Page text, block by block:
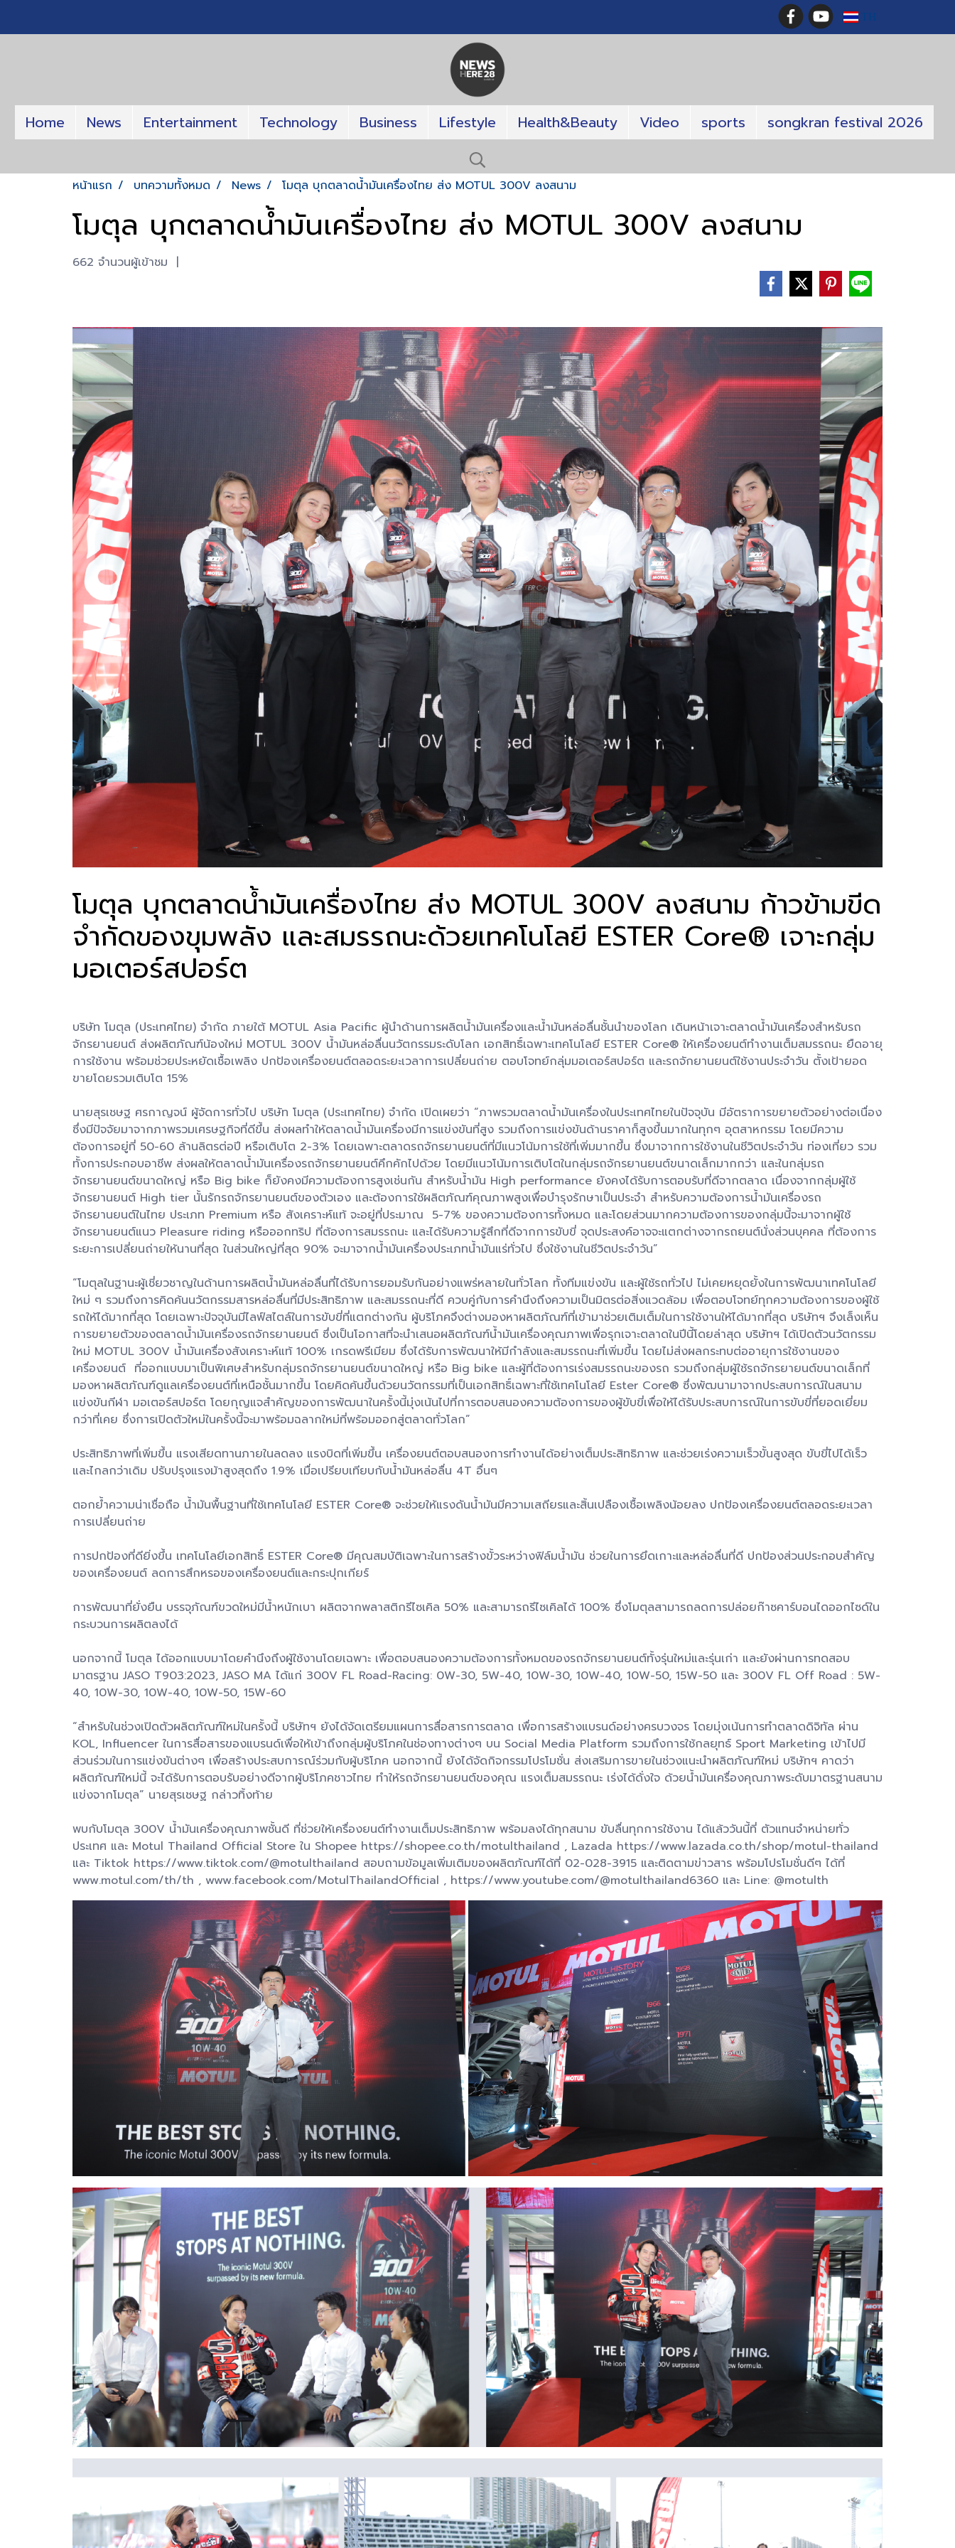
TH
Home News Entertainment Technology Business Lifestyle Health&Beauty Video sports songkran festival 2026
หน้าแรก บทความทั้งหมด News โมตุล บุกตลาดน้ำมันเครื่องไทย ส่ง MOTUL 300V ลงสนาม
โมตุล บุกตลาดน้ำมันเครื่องไทย ส่ง MOTUL 300V ลงสนาม
662 จำนวนผู้เข้าชม |
โมตุล บุกตลาดน้ำมันเครื่องไทย ส่ง MOTUL 300V ลงสนาม ก้าวข้ามขีด
จำกัดของขุมพลัง และสมรรถนะด้วยเทคโนโลยี ESTER Core® เจาะกลุ่ม
มอเตอร์สปอร์ต
บริษัท โมตุล (ประเทศไทย) จำกัด ภายใต้ MOTUL Asia Pacific ผู้นำด้านการผลิตน้ำมันเครื่องและน้ำมันหล่อลื่นชั้นนำของโลก เดินหน้าเจาะตลาดน้ำมันเครื่องสำหรับรถ
จักรยานยนต์ ส่งผลิตภัณฑ์น้องใหม่ MOTUL 300V น้ำมันหล่อลื่นนวัตกรรมระดับโลก เอกสิทธิ์เฉพาะเทคโนโลยี ESTER Core® ให้เครื่องยนต์ทำงานเต็มสมรรถนะ ยืดอายุ
การใช้งาน พร้อมช่วยประหยัดเชื้อเพลิง ปกป้องเครื่องยนต์ตลอดระยะเวลาการเปลี่ยนถ่าย ตอบโจทย์กลุ่มมอเตอร์สปอร์ต และรถจักยานยนต์ใช้งานประจำวัน ตั้งเป้ายอด
ขายโดยรวมเติบโต 15%
นายสุรเชษฐ ศรกาญจน์ ผู้จัดการทั่วไป บริษัท โมตุล (ประเทศไทย) จำกัด เปิดเผยว่า “ภาพรวมตลาดน้ำมันเครื่องในประเทศไทยในปัจจุบัน มีอัตราการขยายตัวอย่างต่อเนื่อง
ซึ่งมีปัจจัยมาจากภาพรวมเศรษฐกิจที่ดีขึ้น ส่งผลทำให้ตลาดน้ำมันเครื่องมีการแข่งขันที่สูง รวมถึงการแข่งขันด้านราคาก็สูงขึ้นมากในทุกๆ อุตสาหกรรม โดยมีความ
ต้องการอยู่ที่ 50-60 ล้านลิตรต่อปี หรือเติบโต 2-3% โดยเฉพาะตลาดรถจักรยานยนต์ที่มีแนวโน้มการใช้ที่เพิ่มมากขึ้น ซึ่งมาจากการใช้งานในชีวิตประจำวัน ท่องเที่ยว รวม
ทั้งการประกอบอาชีพ ส่งผลให้ตลาดน้ำมันเครื่องรถจักรยานยนต์คึกคักไปด้วย โดยมีแนวโน้มการเติบโตในกลุ่มรถจักรยานยนต์ขนาดเล็กมากกว่า และในกลุ่มรถ
จักรยานยนต์ขนาดใหญ่ หรือ Big bike ก็ยังคงมีความต้องการสูงเช่นกัน สำหรับน้ำมัน High performance ยังคงได้รับการตอบรับที่ดีจากตลาด เนื่องจากกลุ่มผู้ใช้
จักรยานยนต์ High tier นั้นรักรถจักรยานยนต์ของตัวเอง และต้องการใช้ผลิตภัณฑ์คุณภาพสูงเพื่อบำรุงรักษาเป็นประจำ สำหรับความต้องการน้ำมันเครื่องรถ
จักรยานยนต์ในไทย ประเภท Premium หรือ สังเคราะห์แท้ จะอยู่ที่ประมาณ 5-7% ของความต้องการทั้งหมด และโดยส่วนมากความต้องการของกลุ่มนี้จะมาจากผู้ใช้
จักรยานยนต์แนว Pleasure riding หรือออกทริป ที่ต้องการสมรรถนะ และได้รับความรู้สึกที่ดีจากการขับขี่ จุดประสงค์อาจจะแตกต่างจากรถยนต์นั่งส่วนบุคคล ที่ต้องการ
ระยะการเปลี่ยนถ่ายให้นานที่สุด ในส่วนใหญ่ที่สุด 90% จะมาจากน้ำมันเครื่องประเภทน้ำมันแร่ทั่วไป ซึ่งใช้งานในชีวิตประจำวัน”
“โมตุลในฐานะผู้เชี่ยวชาญในด้านการผลิตน้ำมันหล่อลื่นที่ได้รับการยอมรับกันอย่างแพร่หลายในทั่วโลก ทั้งทีมแข่งขัน และผู้ใช้รถทั่วไป ไม่เคยหยุดยั้งในการพัฒนาเทคโนโลยี
ใหม่ ๆ รวมถึงการคิดค้นนวัตกรรมสารหล่อลื่นที่มีประสิทธิภาพ และสมรรถนะที่ดี ควบคู่กับการคำนึงถึงความเป็นมิตรต่อสิ่งแวดล้อม เพื่อตอบโจทย์ทุกความต้องการของผู้ใช้
รถให้ได้มากที่สุด โดยเฉพาะปัจจุบันมีไลฟ์สไตล์ในการขับขี่ที่แตกต่างกัน ผู้บริโภคจึงต่างมองหาผลิตภัณฑ์ที่เข้ามาช่วยเติมเต็มในการใช้งานให้ได้มากที่สุด บริษัทฯ จึงเล็งเห็น
การขยายตัวของตลาดน้ำมันเครื่องรถจักรยานยนต์ ซึ่งเป็นโอกาสที่จะนำเสนอผลิตภัณฑ์น้ำมันเครื่องคุณภาพเพื่อรุกเจาะตลาดในปีนี้โดยล่าสุด บริษัทฯ ได้เปิดตัวนวัตกรรม
ใหม่ MOTUL 300V น้ำมันเครื่องสังเคราะห์แท้ 100% เกรดพรีเมียม ซึ่งได้รับการพัฒนาให้มีกำลังและสมรรถนะที่เพิ่มขึ้น โดยไม่ส่งผลกระทบต่ออายุการใช้งานของ
เครื่องยนต์ ที่ออกแบบมาเป็นพิเศษสำหรับกลุ่มรถจักรยานยนต์ขนาดใหญ่ หรือ Big bike และผู้ที่ต้องการเร่งสมรรถนะของรถ รวมถึงกลุ่มผู้ใช้รถจักรยายนต์ขนาดเล็กที่
มองหาผลิตภัณฑ์ดูแลเครื่องยนต์ที่เหนือชั้นมากขึ้น โดยคิดค้นขึ้นด้วยนวัตกรรมที่เป็นเอกสิทธิ์เฉพาะที่ใช้เทคโนโลยี Ester Core® ซึ่งพัฒนามาจากประสบการณ์ในสนาม
แข่งขันกีฬา มอเตอร์สปอร์ต โดยกุญแจสำคัญของการพัฒนาในครั้งนี้มุ่งเน้นไปที่การตอบสนองความต้องการของผู้ขับขี่เพื่อให้ได้รับประสบการณ์ในการขับขี่ที่ยอดเยี่ยม
กว่าที่เคย ซึ่งการเปิดตัวใหม่ในครั้งนี้จะมาพร้อมฉลากใหม่ที่พร้อมออกสู่ตลาดทั่วโลก”
ประสิทธิภาพที่เพิ่มขึ้น แรงเสียดทานภายในลดลง แรงบิดที่เพิ่มขึ้น เครื่องยนต์ตอบสนองการทำงานได้อย่างเต็มประสิทธิภาพ และช่วยเร่งความเร็วขั้นสูงสุด ขับขี่ไปได้เร็ว
และไกลกว่าเดิม ปรับปรุงแรงม้าสูงสุดถึง 1.9% เมื่อเปรียบเทียบกับน้ำมันหล่อลื่น 4T อื่นๆ
ตอกย้ำความน่าเชื่อถือ น้ำมันพื้นฐานที่ใช้เทคโนโลยี ESTER Core® จะช่วยให้แรงดันน้ำมันมีความเสถียรและสิ้นเปลืองเชื้อเพลิงน้อยลง ปกป้องเครื่องยนต์ตลอดระยะเวลา
การเปลี่ยนถ่าย
การปกป้องที่ดียิ่งขึ้น เทคโนโลยีเอกสิทธิ์ ESTER Core® มีคุณสมบัติเฉพาะในการสร้างขั้วระหว่างฟิล์มน้ำมัน ช่วยในการยึดเกาะและหล่อลื่นที่ดี ปกป้องส่วนประกอบสำคัญ
ของเครื่องยนต์ ลดการสึกหรอของเครื่องยนต์และกระปุกเกียร์
การพัฒนาที่ยั่งยืน บรรจุภัณฑ์ขวดใหม่มีน้ำหนักเบา ผลิตจากพลาสติกรีไซเคิล 50% และสามารถรีไซเคิลได้ 100% ซึ่งโมตุลสามารถลดการปล่อยก๊าซคาร์บอนไดออกไซด์ใน
กระบวนการผลิตลงได้
นอกจากนี้ โมตุล ได้ออกแบบมาโดยคำนึงถึงผู้ใช้งานโดยเฉพาะ เพื่อตอบสนองความต้องการทั้งหมดของรถจักรยานยนต์ทั้งรุ่นใหม่และรุ่นเก่า และยังผ่านการทดสอบ
มาตรฐาน JASO T903:2023, JASO MA ได้แก่ 300V FL Road-Racing: 0W-30, 5W-40, 10W-30, 10W-40, 10W-50, 15W-50 และ 300V FL Off Road : 5W-
40, 10W-30, 10W-40, 10W-50, 15W-60
“สำหรับในช่วงเปิดตัวผลิตภัณฑ์ใหม่ในครั้งนี้ บริษัทฯ ยังได้จัดเตรียมแผนการสื่อสารการตลาด เพื่อการสร้างแบรนด์อย่างครบวงจร โดยมุ่งเน้นการทำตลาดดิจิทัล ผ่าน
KOL, Influencer ในการสื่อสารของแบรนด์เพื่อให้เข้าถึงกลุ่มผู้บริโภคในช่องทางต่างๆ บน Social Media Platform รวมถึงการใช้กลยุทธ์ Sport Marketing เข้าไปมี
ส่วนร่วมในการแข่งขันต่างๆ เพื่อสร้างประสบการณ์ร่วมกับผู้บริโภค นอกจากนี้ ยังได้จัดกิจกรรมโปรโมชั่น ส่งเสริมการขายในช่วงแนะนำผลิตภัณฑ์ใหม่ บริษัทฯ คาดว่า
ผลิตภัณฑ์ใหม่นี้ จะได้รับการตอบรับอย่างดีจากผู้บริโภคชาวไทย ทำให้รถจักรยานยนต์ของคุณ แรงเต็มสมรรถนะ เร่งได้ดั่งใจ ด้วยน้ำมันเครื่องคุณภาพระดับมาตรฐานสนาม
แข่งจากโมตุล” นายสุรเชษฐ กล่าวทิ้งท้าย
พบกับโมตุล 300V น้ำมันเครื่องคุณภาพชั้นดี ที่ช่วยให้เครื่องยนต์ทำงานเต็มประสิทธิภาพ พร้อมลงได้ทุกสนาม ขับลื่นทุกการใช้งาน ได้แล้ววันนี้ที่ ตัวแทนจำหน่ายทั่ว
ประเทศ และ Motul Thailand Official Store ใน Shopee https://shopee.co.th/motulthailand , Lazada https://www.lazada.co.th/shop/motul-thailand
และ Tiktok https://www.tiktok.com/@motulthailand สอบถามข้อมูลเพิ่มเติมของผลิตภัณฑ์ได้ที่ 02-028-3915 และติดตามข่าวสาร พร้อมโปรโมชั่นดีๆ ได้ที่
www.motul.com/th/th , www.facebook.com/MotulThailandOfficial , https://www.youtube.com/@motulthailand6360 และ Line: @motulth